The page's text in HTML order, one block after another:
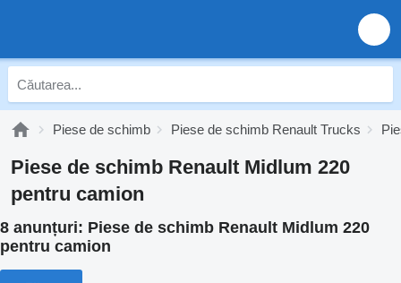
Piese de schimb Piese de schimb Renault Trucks
Piese de schimb Renault Midlum 220
pentru camion
8 anunțuri: Piese de schimb Renault Midlum 220
pentru camion